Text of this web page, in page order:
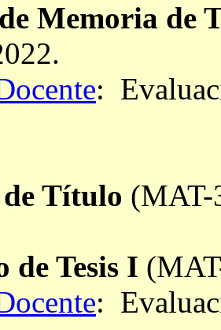
Memoria de
:
Título (MAT-
de Tesis I
: